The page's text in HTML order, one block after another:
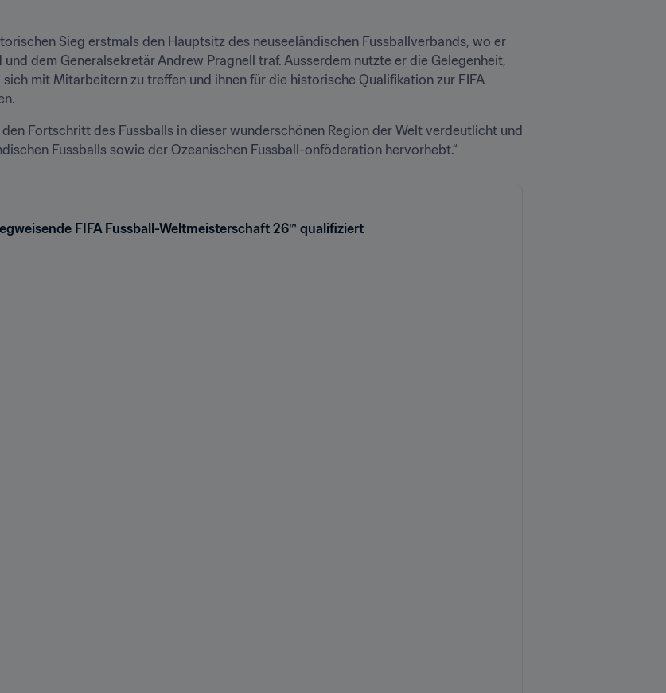
Sieg erstmals den Hauptsitz des neuseeländischen Fussballverbands, wo er
dem Generalsekretär Andrew Pragnell traf. Ausserdem nutzte er die Gelegenheit,
mit Mitarbeitern zu treffen und ihnen für die historische Qualifikation zur FIFA
Fortschritt des Fussballs in dieser wunderschönen Region der Welt verdeutlicht und
Fussballs sowie der Ozeanischen Fussball-onföderation hervorhebt.“
FIFA Fussball-Weltmeisterschaft 26™ qualifiziert